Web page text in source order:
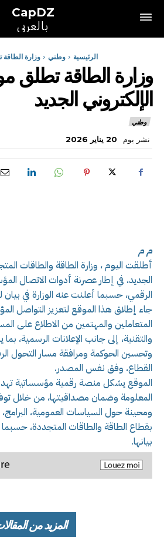
CapDZ
بالعربي
الرئيسية وطني وزارة الطاقة
وزارة الطاقة تطلق
الإلكتروني الجديد
وطني
نشر يوم 20 يناير 2026
م م
أطلقت اليوم ، وزارة الطاقة والطاقات
الجديد، في إطار عصرنة أدوات الاتصال
الرقمي، حسبما أعلنت عنه الوزارة في بيان
جاء إطلاق هذا الموقع لتعزيز التواصل
المتعاملين والمهتمين من الاطلاع على
والتقنية، إلى جانب الإعلانات الرسمية،
وتحسين الحوكمة ومرافقة مسار التحول
القطاع، وفق نفس المصدر.
الموقع يشكل منصة رقمية مؤسساتية
المعلومة وضمان مصداقيتها، من خلال
ومحينة حول السياسات العمومية،
بقطاع الطاقة والطاقات المتجددة، حسبما
بيانها.
المزيد من